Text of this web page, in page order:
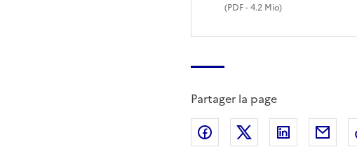
(PDF- 4.2 Mio)
Partager la page
Partager sur Facebook
Partager sur X
Partager